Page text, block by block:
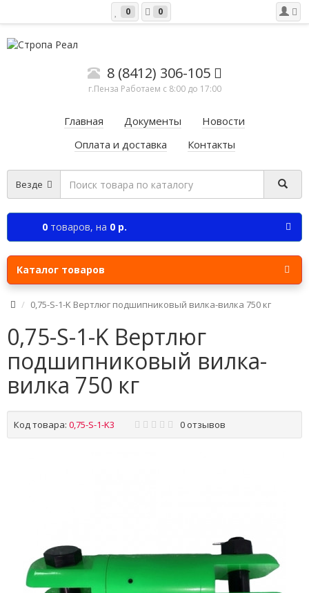
0 0
8 (8412) 306-105
г.Пенза Работаем c 8:00 до 17:00
Главная Документы
Новости
Оплата и доставка
Контакты
Везде
0 товаров, на 0 р.
Каталог товаров
0,75-S-1-K Вертлюг подшипниковый вилка-вилка 750 кг
0,75-S-1-K Вертлюг
подшипниковый вилка-
вилка 750 кг
Код товара: 0,75-S-1-K3 0 отзывов